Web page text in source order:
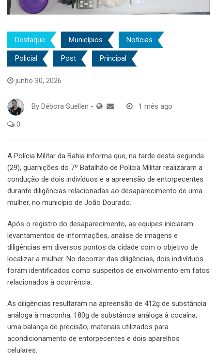
Destaque Municípios Notícias
Policial Post Principal
junho 30, 2026
By Débora Suellen - 1 mês ago
0
A Polícia Militar da Bahia informa que, na tarde desta segunda
(29), guarnições do 7º Batalhão de Polícia Militar realizaram a
condução de dois indivíduos e a apreensão de entorpecentes
durante diligências relacionadas ao desaparecimento de uma
mulher, no município de João Dourado.
Após o registro do desaparecimento, as equipes iniciaram
levantamentos de informações, análise de imagens e
diligências em diversos pontos da cidade com o objetivo de
localizar a mulher. No decorrer das diligências, dois indivíduos
foram identificados como suspeitos de envolvimento em fatos
relacionados à ocorrência.
As diligências resultaram na apreensão de 412g de substância
análoga à maconha, 180g de substância análoga à cocaína,
uma balança de precisão, materiais utilizados para
acondicionamento de entorpecentes e dois aparelhos
celulares.